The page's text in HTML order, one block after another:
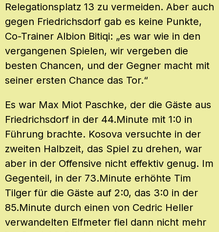
Relegationsplatz 13 zu vermeiden. Aber auch
gegen Friedrichsdorf gab es keine Punkte,
Co-Trainer Albion Bitiqi: „es war wie in den
vergangenen Spielen, wir vergeben die
besten Chancen, und der Gegner macht mit
seiner ersten Chance das Tor.“
Es war Max Miot Paschke, der die Gäste aus
Friedrichsdorf in der 44.Minute mit 1:0 in
Führung brachte. Kosova versuchte in der
zweiten Halbzeit, das Spiel zu drehen, war
aber in der Offensive nicht effektiv genug. Im
Gegenteil, in der 73.Minute erhöhte Tim
Tilger für die Gäste auf 2:0, das 3:0 in der
85.Minute durch einen von Cedric Heller
verwandelten Elfmeter fiel dann nicht mehr